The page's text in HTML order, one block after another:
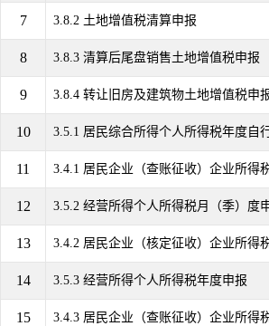
7 3.8.2 土地增值税清算申报
8 3.8.3 清算后尾盘销售土地增值税申报
9 3.8.4 转让旧房及建筑物土地增值税申
10 3.5.1 居民综合所得个人所得税年度自
11 3.4.1 居民企业（查账征收）企业所得
12 3.5.2 经营所得个人所得税月（季）度
13 3.4.2 居民企业（核定征收）企业所得
14 3.5.3 经营所得个人所得税年度申报
15 3.4.3 居民企业（查账征收）企业所得